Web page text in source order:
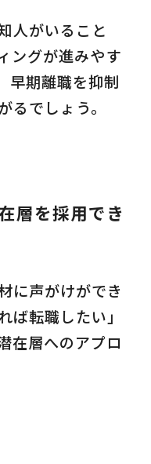
人がいること
ングが進みやす
早期離職を抑制
るでしょう。
層を採用でき
に声がけができ
ば転職したい」
在層へのアプロ